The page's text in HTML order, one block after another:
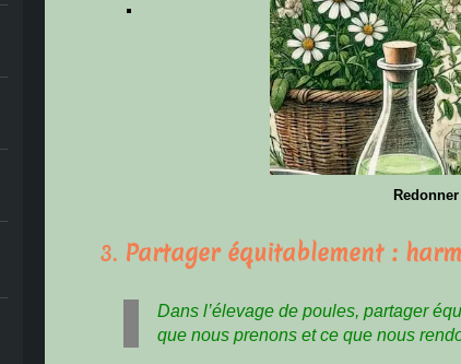
3. Partager équitablement :
Dans l’élevage de poules, partager
que nous prenons et ce que nous